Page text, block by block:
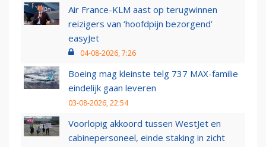
Air France-KLM aast op terugwinnen
reizigers van ‘hoofdpijn bezorgend’
easyJet
04-08-2026, 7:26
Boeing mag kleinste telg 737 MAX-familie
eindelijk gaan leveren
03-08-2026, 22:54
Voorlopig akkoord tussen WestJet en
cabinepersoneel, einde staking in zicht